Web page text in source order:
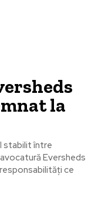
la
stabilit între
Eversheds
ce